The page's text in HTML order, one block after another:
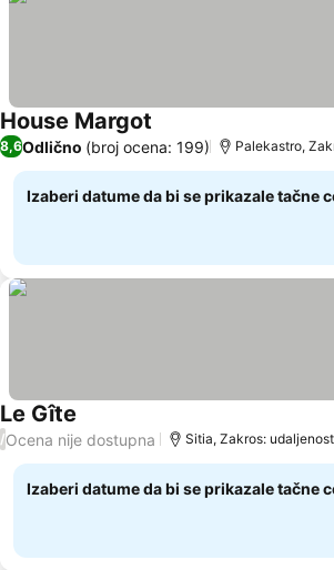
House Margot
8,6Odlično (broj ocena: 199) Palekastro,
Izaberi datume da bi se prikazale tačne
Le Gîte
/Ocena nije dostupna Sitia, Zakros:
Izaberi datume da bi se prikazale tačne